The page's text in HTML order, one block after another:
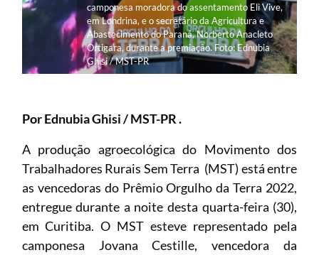
camponesa moradora do assentamento Eli Vive,
em Londrina, e o secretário da Agricultura e
Abastecimento do Paraná, Norberto Anacleto
Ortigara, durante a premiação. Foto: Ednubia
Ghisi / MST-PR
Por Ednubia Ghisi / MST-PR .
A produção agroecológica do Movimento dos
Trabalhadores Rurais Sem Terra (MST) está entre
as vencedoras do Prêmio Orgulho da Terra 2022,
entregue durante a noite desta quarta-feira (30),
em Curitiba. O MST esteve representado pela
camponesa Jovana Cestille, vencedora da